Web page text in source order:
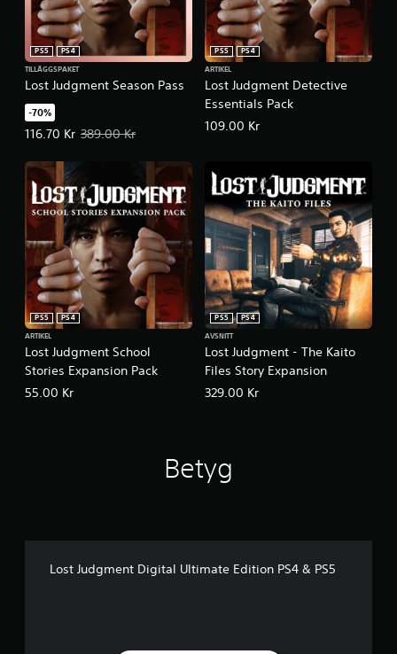
Lost Judgment Season Pass
PS5
PS4
TILLÄGGSPAKET
-70%
116.70 Kr
Erbjudande: 116.70 Kr Originalpris: 389.00 Kr.
389.00 Kr
Lost Judgment Detective
Essentials Pack
PS5
PS4
ARTIKEL
109.00 Kr
Lost Judgment School
Stories Expansion Pack
PS5
PS4
ARTIKEL
55.00 Kr
Lost Judgment - The Kaito
Files Story Expansion
PS5
PS4
AVSNITT
329.00 Kr
Betyg
Lost Judgment Digital Ultimate Edition PS4 & PS5